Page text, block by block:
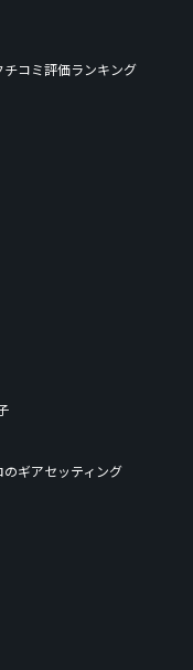
チコミ評価ランキング
のギアセッティング